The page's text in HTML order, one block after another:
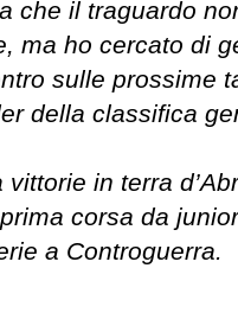
che il traguardo
ma ho cercato di
sulle prossime
della classifica
in terra
corsa da
a Controguerra.